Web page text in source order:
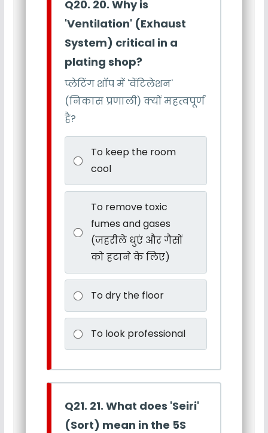
Q20. 20. Why is
'Ventilation' (Exhaust
System) critical in a
plating shop?
प्लेटिंग शॉप में 'वेंटिलेशन'
(निकास प्रणाली) क्यों महत्वपूर्ण
है?
To keep the room
cool
To remove toxic
fumes and gases
(जहरीले धुएं और गैसों
को हटाने के लिए)
To dry the floor
To look professional
Q21. 21. What does 'Seiri'
(Sort) mean in the 5S